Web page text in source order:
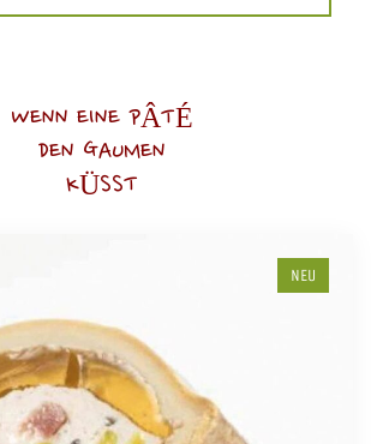
WENN EINE PÂTÉ
DEN GAUMEN
KÜSST
NEU